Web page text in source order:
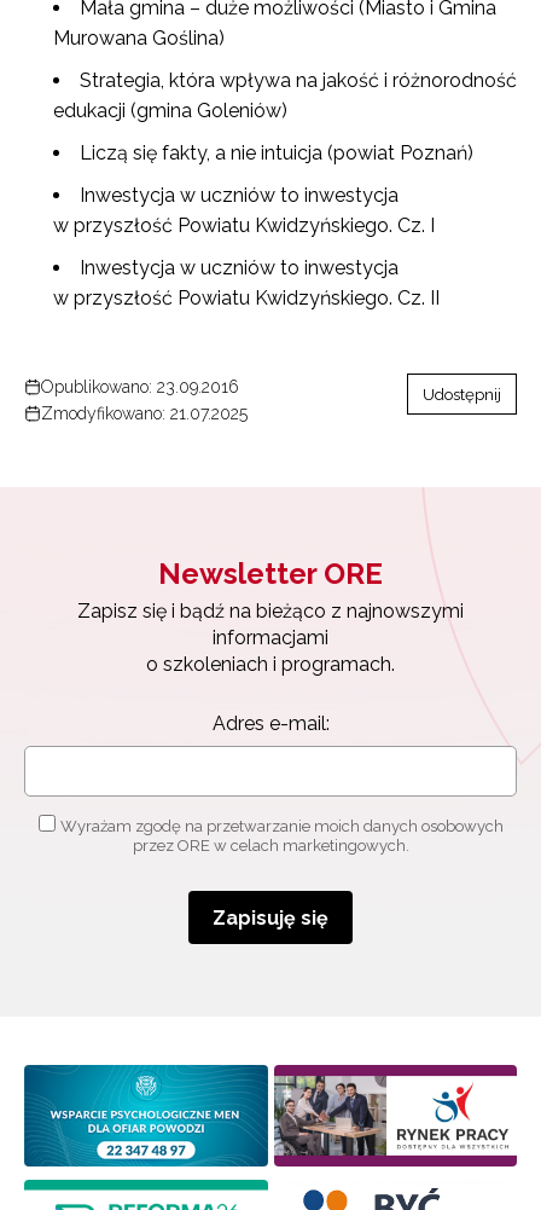
Mała gmina – duże możliwości (Miasto i Gmina
Murowana Goślina)
Strategia, która wpływa na jakość i różnorodność
edukacji (gmina Goleniów)
Liczą się fakty, a nie intuicja (powiat Poznań)
Inwestycja w uczniów to inwestycja
w przyszłość Powiatu Kwidzyńskiego. Cz. I
Inwestycja w uczniów to inwestycja
w przyszłość Powiatu Kwidzyńskiego. Cz. II
Opublikowano: 23.09.2016
Zmodyfikowano: 21.07.2025
Udostępnij
Newsletter ORE
Zapisz się i bądź na bieżąco z najnowszymi
informacjami
o szkoleniach i programach.
Adres e-mail:
Wyrażam zgodę na przetwarzanie moich danych osobowych
przez ORE w celach marketingowych.
Zapisuję się